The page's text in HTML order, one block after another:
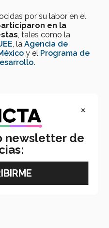
por su labor en el
en la
, tales como la
, la Agencia de
y el Programa de
TAMBIÉN:
×
newsletter de